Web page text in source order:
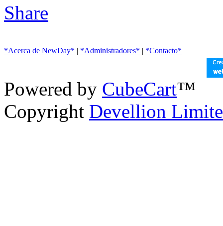
*Acerca de NewDay* | *Administradores* | *Contacto*
Powered by CubeCart™
Copyright Devellion